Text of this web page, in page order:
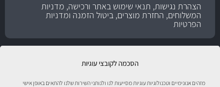
הסכמה לקובצי עוגיות
מזהים אנונימיים וטכנולוגיות עוגיות מסייעות לנו ולנותני השירות שלנו להתאים באופן אישי
הצהרת נגישות, תנאי שימוש באתר ורכישה, מדניות
המשלוחים, החזרת מוצרים, ביטול הזמנה ומדניות
הפרטיות